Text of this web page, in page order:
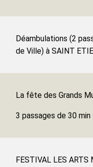
Déambulations (2
de Ville) à SAINT
La fête des Grands
3 passages de 30
FESTIVAL LES ARTS